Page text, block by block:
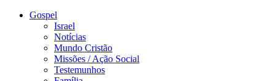
Gospel
Israel
Notícias
Mundo Cristão
Missões / Ação Social
Testemunhos